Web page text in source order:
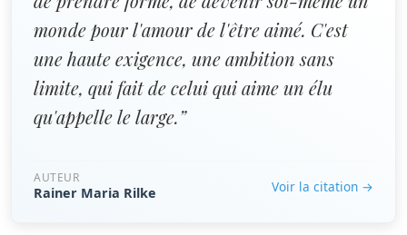
monde pour l'amour de l'être aimé. C'est
une haute exigence, une ambition sans
limite, qui fait de celui qui aime un élu
qu'appelle le large.”
AUTEUR
Rainer Maria Rilke Voir la citation →